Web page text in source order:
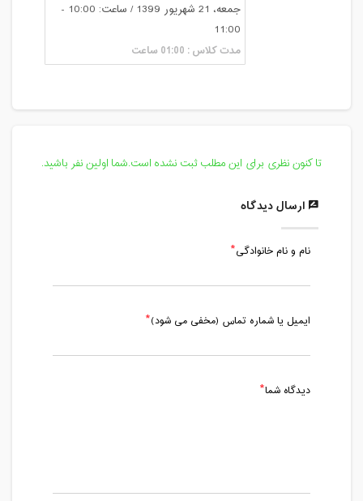
جمعه، 21 شهریور 1399 / ساعت: 10:00 -
11:00
مدت کلاس : 01:00 ساعت
تا کنون نظری برای این مطلب ثبت نشده است.شما اولین نفر باشید.
ارسال دیدگاه
نام و نام خانوادگی
ایمیل یا شماره تماس (مخفی می شود)
دیدگاه شما